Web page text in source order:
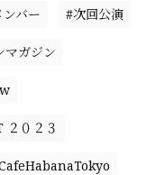
バー #次回公演
マガジン
２０２３